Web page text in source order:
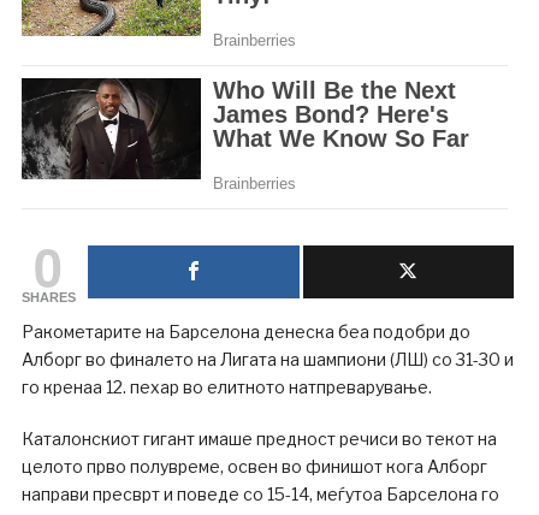
0
SHARES
Ракометарите на Барселона денеска беа подобри до
Алборг во финалето на Лигата на шампиони (ЛШ) со 31-30 и
го кренаа 12. пехар во елитното натпреварување.
Каталонскиот гигант имаше предност речиси во текот на
целото прво полувреме, освен во финишот кога Алборг
направи пресврт и поведе со 15-14, меѓутоа Барселона го